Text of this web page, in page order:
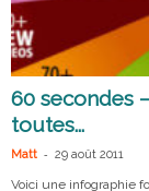
60 secondes
toutes...
Matt - 29 août 2011
Voici une infographie